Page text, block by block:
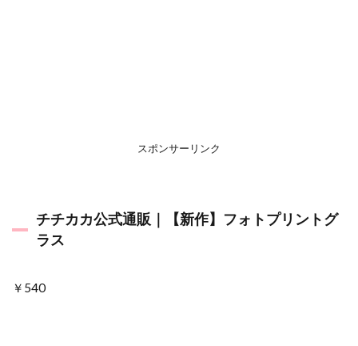
スポンサーリンク
チチカカ公式通販｜【新作】フォトプリントグ
ラス
￥540